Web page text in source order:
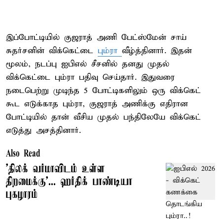
இப்போட்டியில் குஜராத் அணி பேட்ஸ்மேன் சாய்
சுதர்சனின் விக்கெட்டை பும்ரா வீழ்த்தினார். இதன்
மூலம், நடப்பு ஐபிஎல் சீசனில் தனது முதல்
விக்கெட்டை பும்ரா பதிவு செய்தார். இதுவரை
நடைபெற்று முடிந்த 5 போட்டிகளிலும் ஒரு விக்கெட்
கூட எடுக்காத பும்ரா, குஜராத் அணிக்கு எதிரான
போட்டியில் தான் வீசிய முதல் பந்திலேயே விக்கெட்
எடுத்து அசத்தினார்.
Also Read
’திலக் வர்மாவிடம் உள்ள
திறமைக்கு’... ஹர்திக் பாண்டியா
புகழாரம்